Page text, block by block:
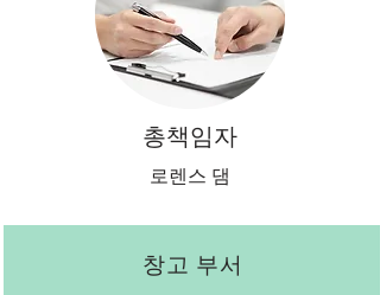
총책임자
로렌스 댐
창고 부서